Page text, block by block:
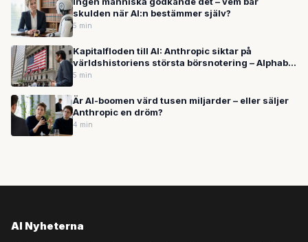
skulden när AI:n bestämmer själv?
5 min
Kapitalfloden till AI: Anthropic siktar på
världshistoriens största börsnotering – Alphabet
planerar hämta in 640 miljarder
5 min
Är AI-boomen värd tusen miljarder – eller säljer
Anthropic en dröm?
4 min
AI Nyheterna